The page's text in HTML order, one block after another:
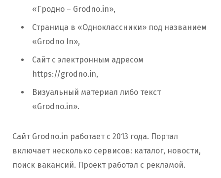
«Гродно – Grodno.in»,
Страница в «Одноклассники» под названием
«Grodno In»,
Сайт с электронным адресом
https://grodno.in,
Визуальный материал либо текст
«Grodno.in».
Сайт Grodno.in работает с 2013 года. Портал
включает несколько сервисов: каталог, новости,
поиск вакансий. Проект работал с рекламой.